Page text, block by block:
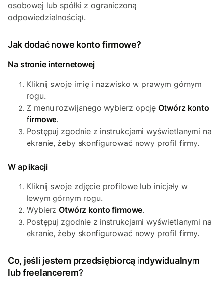
osobowej lub spółki z ograniczoną
odpowiedzialnością).
Jak dodać nowe konto firmowe?
Na stronie internetowej
Kliknij swoje imię i nazwisko w prawym górnym
rogu.
Z menu rozwijanego wybierz opcjęOtwórz konto
firmowe.
Postępuj zgodnie z instrukcjami wyświetlanymi na
ekranie, żeby skonfigurować nowy profil firmy.
W aplikacji
Kliknij swoje zdjęcie profilowe lub inicjały w
lewym górnym rogu.
WybierzOtwórz konto firmowe.
Postępuj zgodnie z instrukcjami wyświetlanymi na
ekranie, żeby skonfigurować nowy profil firmy.
Co, jeśli jestem przedsiębiorcą indywidualnym
lub freelancerem?